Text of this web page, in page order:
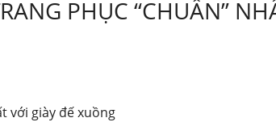
PHỤC “CHUẨN”
với giày đế xuồng